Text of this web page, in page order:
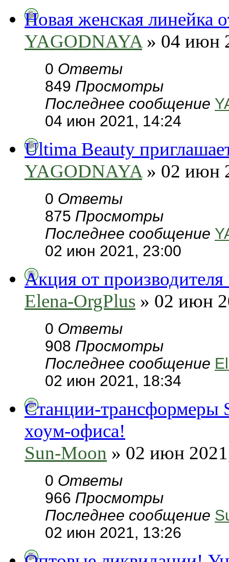
Новая женская линейка
YAGODNAYA» 04 июн
0 Ответы
849 Просмотры
Последнее сообщение
04 июн 2021, 14:24
Ultima Beauty
YAGODNAYA» 02 июн
0 Ответы
875 Просмотры
Последнее сообщение
02 июн 2021, 23:00
Акция от
Elena-OrgPlus » 02 июн
0 Ответы
908 Просмотры
Последнее сообщение
02 июн 2021, 18:34
Станции-трансформеры
хоум-офиса!
Sun-Moon » 02 июн
0 Ответы
966 Просмотры
Последнее сообщение
02 июн 2021, 13:26